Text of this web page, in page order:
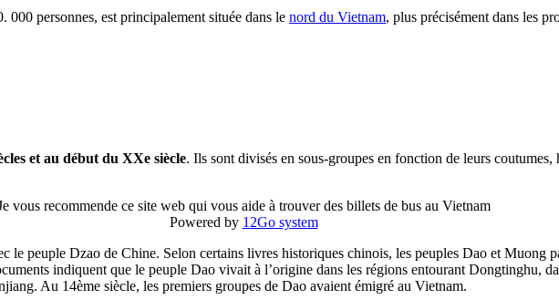
000 personnes, est principalement située dans le nord du Vietnam, plus précisément dans les
et au début du XXe siècle. Ils sont divisés en sous-groupes en fonction de leurs
vous recommende ce site web qui vous aide à trouver des billets de bus au Vietnam
Powered by 12Go system
le peuple Dzao de Chine. Selon certains livres historiques chinois, les peuples Dao et Muong
indiquent que le peuple Dao vivait à l’origine dans les régions entourant Dongtinghu,
Au 14ème siècle, les premiers groupes de Dao avaient émigré au Vietnam.